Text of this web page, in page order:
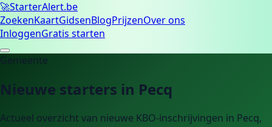
🚀StarterAlert.be
ZoekenKaartGidsenBlogPrijzenOver ons
InloggenGratis starten
Gemeente
Nieuwe starters in Pecq
Actueel overzicht van nieuwe KBO-inschrijvingen in Pecq,